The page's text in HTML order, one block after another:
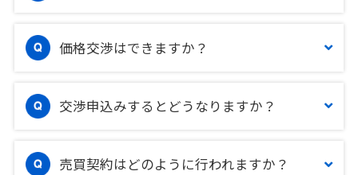
価格交渉はできますか？
交渉申込みするとどうなりますか？
売買契約はどのように行われますか？